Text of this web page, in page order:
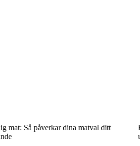
mat: Så påverkar dina matval ditt